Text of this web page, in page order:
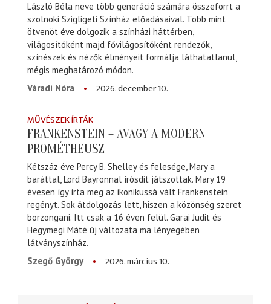
László Béla neve több generáció számára összeforrt a
szolnoki Szigligeti Színház előadásaival. Több mint
ötvenöt éve dolgozik a színházi háttérben,
világosítóként majd fővilágosítóként rendezők,
színészek és nézők élményeit formálja láthatatlanul,
mégis meghatározó módon.
Váradi Nóra
2026. december 10.
MŰVÉSZEK ÍRTÁK
FRANKENSTEIN – AVAGY A MODERN
PROMÉTHEUSZ
Kétszáz éve Percy B. Shelley és felesége, Mary a
baráttal, Lord Bayronnal írósdit játszottak. Mary 19
évesen így írta meg az ikonikussá vált Frankenstein
regényt. Sok átdolgozás lett, hiszen a közönség szeret
borzongani. Itt csak a 16 éven felül. Garai Judit és
Hegymegi Máté új változata ma lényegében
látványszínház.
Szegő György
2026. március 10.